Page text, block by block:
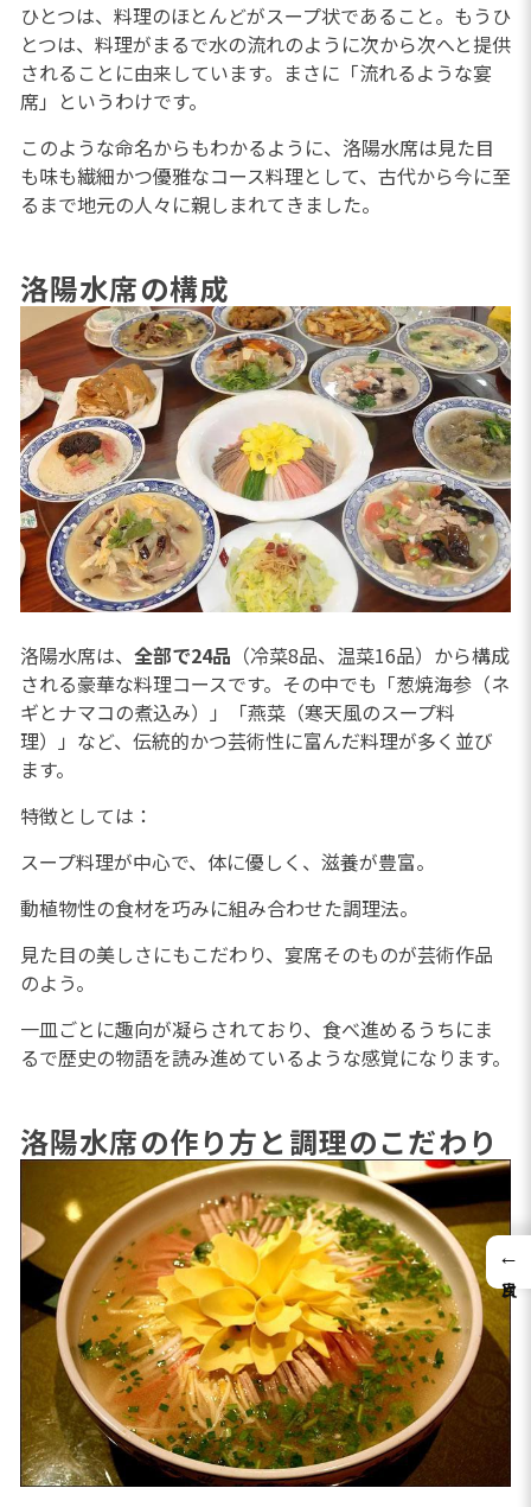
ひとつは、料理のほとんどがスープ状であること。もうひ
とつは、料理がまるで水の流れのように次から次へと提供
されることに由来しています。まさに「流れるような宴
席」というわけです。
このような命名からもわかるように、洛陽水席は見た目
も味も繊細かつ優雅なコース料理として、古代から今に至
るまで地元の人々に親しまれてきました。
洛陽水席の構成
洛陽水席は、 全部で24品 （冷菜8品、温菜16品）から構成
される豪華な料理コースです。その中でも「葱焼海参（ネ
ギとナマコの煮込み）」「燕菜（寒天風のスープ料
理）」など、伝統的かつ芸術性に富んだ料理が多く並び
ます。
特徴としては：
スープ料理が中心で、体に優しく、滋養が豊富。
動植物性の食材を巧みに組み合わせた調理法。
見た目の美しさにもこだわり、宴席そのものが芸術作品
のよう。
一皿ごとに趣向が凝らされており、食べ進めるうちにま
るで歴史の物語を読み進めているような感覚になります。
洛陽水席の作り方と調理のこだわり
←